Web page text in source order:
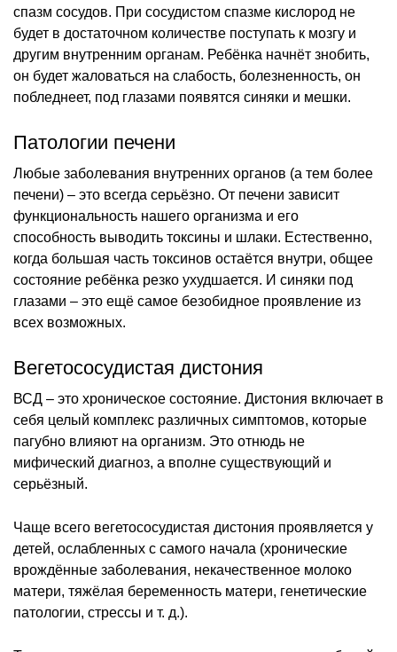
спазм сосудов. При сосудистом спазме кислород не
будет в достаточном количестве поступать к мозгу и
другим внутренним органам. Ребёнка начнёт знобить,
он будет жаловаться на слабость, болезненность, он
побледнеет, под глазами появятся синяки и мешки.
Патологии печени
Любые заболевания внутренних органов (а тем более
печени) – это всегда серьёзно. От печени зависит
функциональность нашего организма и его
способность выводить токсины и шлаки. Естественно,
когда большая часть токсинов остаётся внутри, общее
состояние ребёнка резко ухудшается. И синяки под
глазами – это ещё самое безобидное проявление из
всех возможных.
Вегетососудистая дистония
ВСД – это хроническое состояние. Дистония включает в
себя целый комплекс различных симптомов, которые
пагубно влияют на организм. Это отнюдь не
мифический диагноз, а вполне существующий и
серьёзный.
Чаще всего вегетососудистая дистония проявляется у
детей, ослабленных с самого начала (хронические
врождённые заболевания, некачественное молоко
матери, тяжёлая беременность матери, генетические
патологии, стрессы и т. д.).